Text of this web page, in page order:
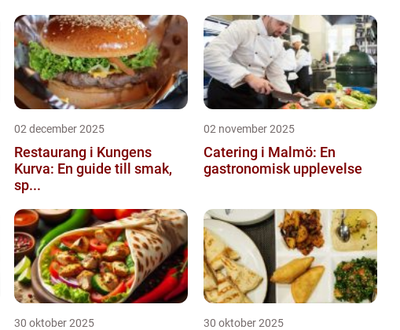
02 december 2025
Restaurang i Kungens
Kurva: En guide till smak,
sp...
02 november 2025
Catering i Malmö: En
gastronomisk upplevelse
30 oktober 2025 30 oktober 2025